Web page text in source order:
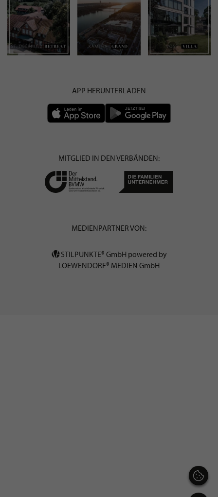
APP HERUNTERLADEN
MITGLIED IN DEN VERBÄNDEN:
MEDIENPARTNER VON:
STILPUNKTE® GmbH powered by
LOEWENDORF® MEDIEN GmbH